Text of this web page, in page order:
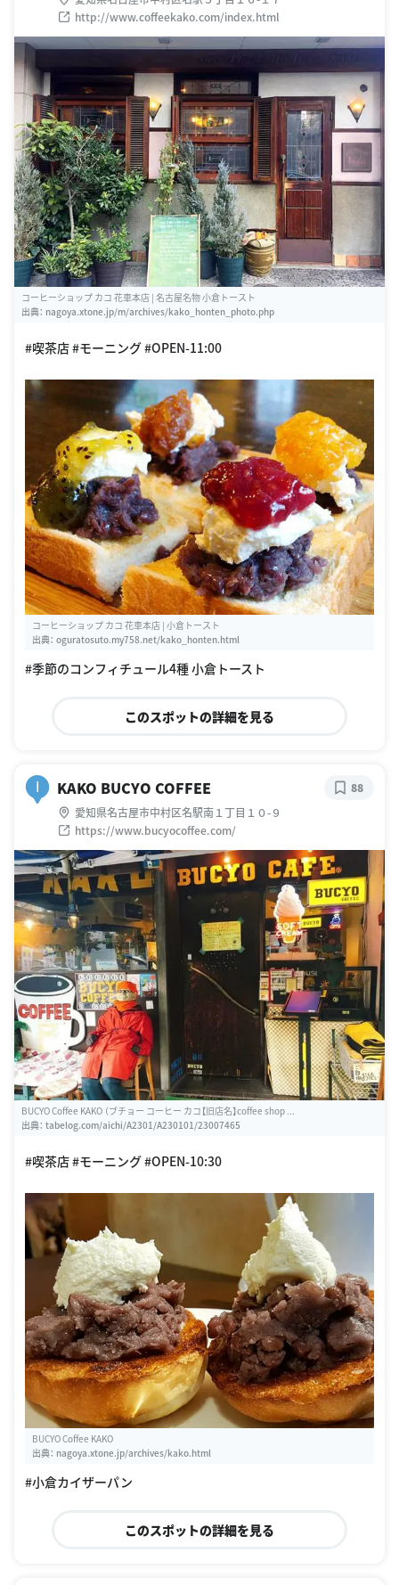
http://www.coffeekako.com/index.html
コーヒーショップ カコ 花車本店 | 名古屋名物 小倉トースト
出典： nagoya.xtone.jp/m/archives/kako_honten_photo.php
#喫茶店 #モーニング #OPEN-11:00
コーヒーショップ カコ 花車本店 | 小倉トースト
出典： oguratosuto.my758.net/kako_honten.html
#季節のコンフィチュール4種 小倉トースト
このスポットの詳細を見る
KAKO BUCYO COFFEE
愛知県名古屋市中村区名駅南１丁目１０-９
https://www.bucyocoffee.com/
88
BUCYO Coffee KAKO （ブチョー コーヒー カコ【旧店名】coffee shop ...
出典： tabelog.com/aichi/A2301/A230101/23007465
#喫茶店 #モーニング #OPEN-10:30
BUCYO Coffee KAKO
出典： nagoya.xtone.jp/archives/kako.html
#小倉カイザーパン
このスポットの詳細を見る